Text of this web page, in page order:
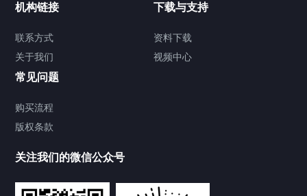
TCU温度控制单元
Chiller气体控温系统
机构链接
联系方式
关于我们
下载与支持
资料下载
视频中心
常见问题
购买流程
版权条款
关注我们的微信公众号